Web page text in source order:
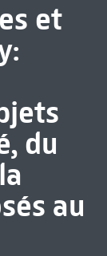
et
du
au